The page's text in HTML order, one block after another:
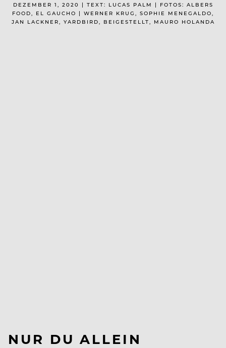
DEZEMBER 1, 2020 | TEXT: LUCAS PALM | FOTOS: ALBERS
FOOD, EL GAUCHO | WERNER KRUG, SOPHIE MENEGALDO,
JAN LACKNER, YARDBIRD, BEIGESTELLT, MAURO HOLANDA
NUR DU ALLEIN